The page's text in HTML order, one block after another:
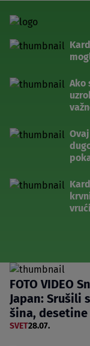
Ako
FOTO VIDEO
Japan: Srušili
šina,
SVET28.07.